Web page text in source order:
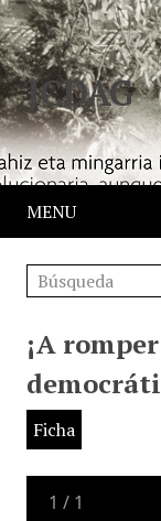
JCDAG
MENU
¡A
Ficha
1 / 1